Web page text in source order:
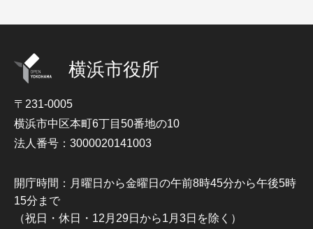
横浜市役所
〒231-0005
横浜市中区本町6丁目50番地の10
法人番号：3000020141003
開庁時間：月曜日から金曜日の午前8時45分から午後5時
15分まで
（祝日・休日・12月29日から1月3日を除く）